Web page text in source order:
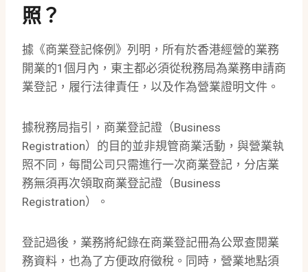
照？
據《商業登記條例》列明，所有於香港經營的業務
開業的1個月內，東主都必須從稅務局為業務申請商
業登記，履行法律責任，以及作為營業證明文件。
據稅務局指引，商業登記證（Business
Registration）的目的並非規管商業活動，與營業執
照不同，每間公司只需進行一次商業登記，分店業
務無須再次領取商業登記證（Business
Registration）。
登記過後，業務將紀錄在商業登記冊為公眾查閱業
務資料，​​也為了方便政府徵稅。同時，營業地點須